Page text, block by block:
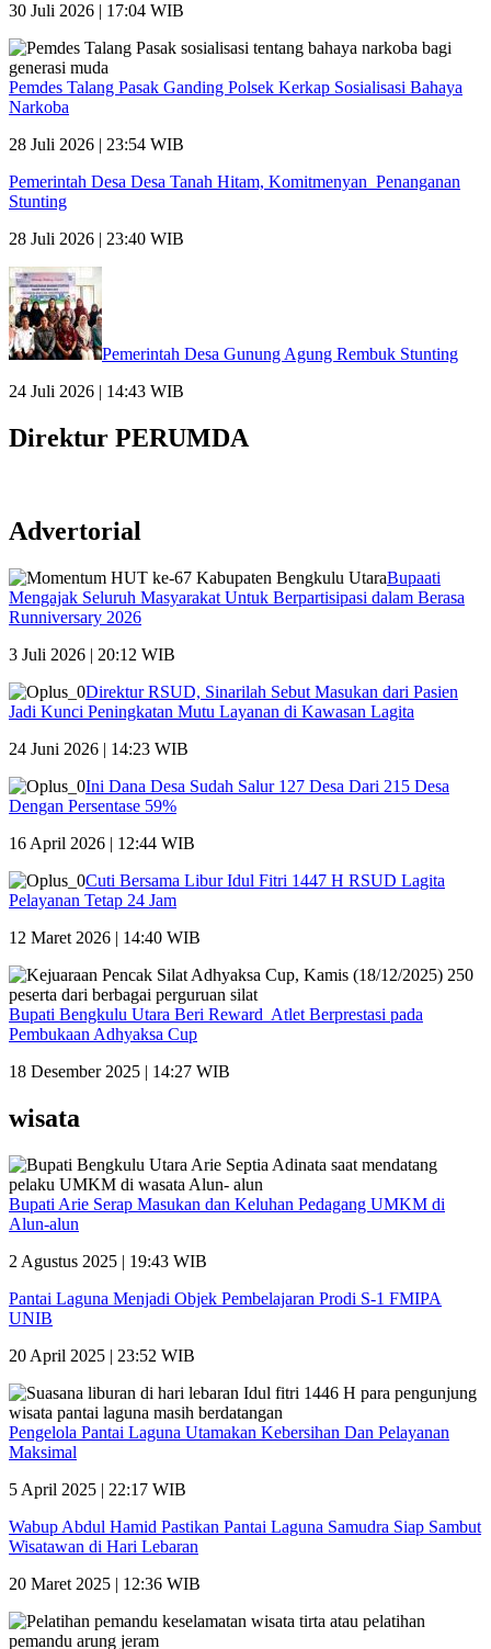
30 Juli 2026 | 17:04 WIB
Pemdes Talang Pasak Ganding Polsek Kerkap Sosialisasi Bahaya
Narkoba
28 Juli 2026 | 23:54 WIB
Pemerintah Desa Desa Tanah Hitam, Komitmenyan Penanganan
Stunting
28 Juli 2026 | 23:40 WIB
Pemerintah Desa Gunung Agung Rembuk Stunting
24 Juli 2026 | 14:43 WIB
Direktur PERUMDA
Advertorial
Bupaati
Mengajak Seluruh Masyarakat Untuk Berpartisipasi dalam Berasa
Runniversary 2026
3 Juli 2026 | 20:12 WIB
Direktur RSUD, Sinarilah Sebut Masukan dari Pasien
Jadi Kunci Peningkatan Mutu Layanan di Kawasan Lagita
24 Juni 2026 | 14:23 WIB
Ini Dana Desa Sudah Salur 127 Desa Dari 215 Desa
Dengan Persentase 59%
16 April 2026 | 12:44 WIB
Cuti Bersama Libur Idul Fitri 1447 H RSUD Lagita
Pelayanan Tetap 24 Jam
12 Maret 2026 | 14:40 WIB
Bupati Bengkulu Utara Beri Reward Atlet Berprestasi pada
Pembukaan Adhyaksa Cup
18 Desember 2025 | 14:27 WIB
wisata
Bupati Arie Serap Masukan dan Keluhan Pedagang UMKM di
Alun-alun
2 Agustus 2025 | 19:43 WIB
Pantai Laguna Menjadi Objek Pembelajaran Prodi S-1 FMIPA
UNIB
20 April 2025 | 23:52 WIB
Pengelola Pantai Laguna Utamakan Kebersihan Dan Pelayanan
Maksimal
5 April 2025 | 22:17 WIB
Wabup Abdul Hamid Pastikan Pantai Laguna Samudra Siap Sambut
Wisatawan di Hari Lebaran
20 Maret 2025 | 12:36 WIB